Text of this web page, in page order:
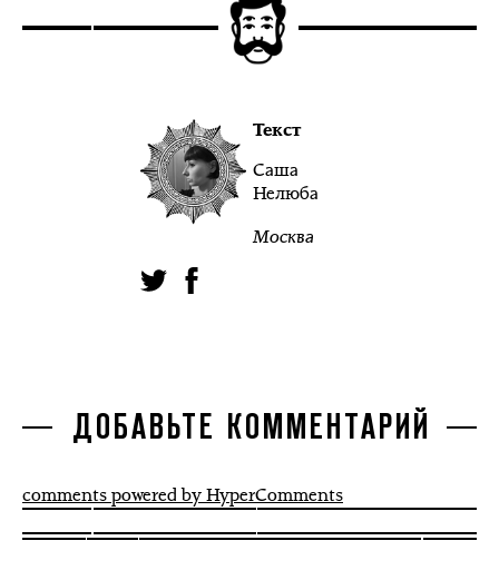
Текст
Саша
Нелюба
Москва
ДОБАВЬТЕ КОММЕНТАРИЙ
comments powered by HyperComments